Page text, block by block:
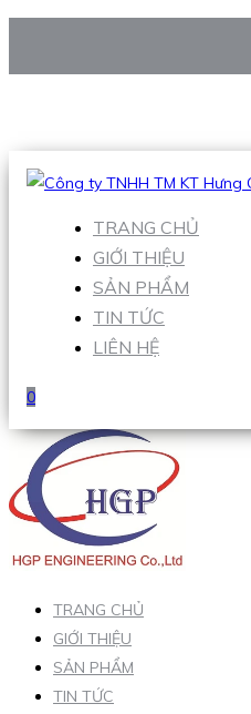
Hotline:0938 906 663
TRANG CHỦ
GIỚI THIỆU
SẢN PHẨM
TIN TỨC
LIÊN HỆ
0
TRANG CHỦ
GIỚI THIỆU
SẢN PHẨM
TIN TỨC